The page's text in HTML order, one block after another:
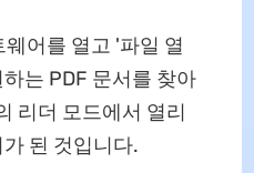
어를 열고 '파일 열
는 PDF 문서를 찾아
리더 모드에서 열리
된 것입니다.